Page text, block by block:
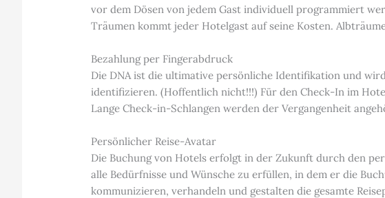
vor dem Dösen von jedem Gast individuell programmiert
Träumen kommt jeder Hotelgast auf seine Kosten.
Bezahlung per Fingerabdruck
Die DNA ist die ultimative persönliche Identifikation und
identifizieren. (Hoffentlich nicht!!!) Für den Check-In im
Lange Check-in-Schlangen werden der Vergangenheit
Persönlicher Reise-Avatar
Die Buchung von Hotels erfolgt in der Zukunft durch den
alle Bedürfnisse und Wünsche zu erfüllen, in dem er die
kommunizieren, verhandeln und gestalten die gesamte